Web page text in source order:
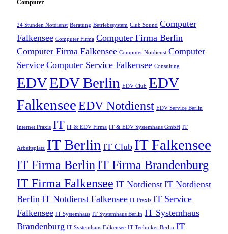
Computer
24 Stunden Notdienst Beratung Betriebssystem Club Sound Computer
Falkensee Computer Firma Computer Firma Berlin
Computer Firma Falkensee Computer Notdienst Computer
Service Computer Service Falkensee Consulting
EDVEDV Berlin EDV Club EDV
FalkenseeEDV Notdienst EDV Service Berlin
Internet Praxis IT IT & EDV Firma IT & EDV Systemhaus GmbH IT
Arbeitsplatz IT Berlin IT Club IT Falkensee
IT Firma Berlin IT Firma Brandenburg
IT Firma Falkensee IT Notdienst IT Notdienst
Berlin IT Notdienst Falkensee IT Praxis IT Service
Falkensee IT Systemhaus IT Systemhaus Berlin IT Systemhaus
Brandenburg IT Systemhaus Falkensee IT Techniker Berlin IT